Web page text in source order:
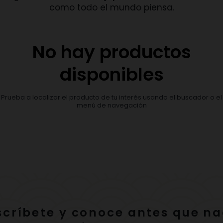
como todo el mundo piensa.
No hay productos
disponibles
Prueba a localizar el producto de tu interés usando el buscador o el
menú de navegación
y conoce antes que